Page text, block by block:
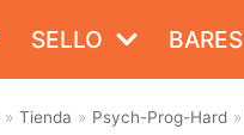
SELLO BARES
» Tienda » Psych-Prog-Hard »